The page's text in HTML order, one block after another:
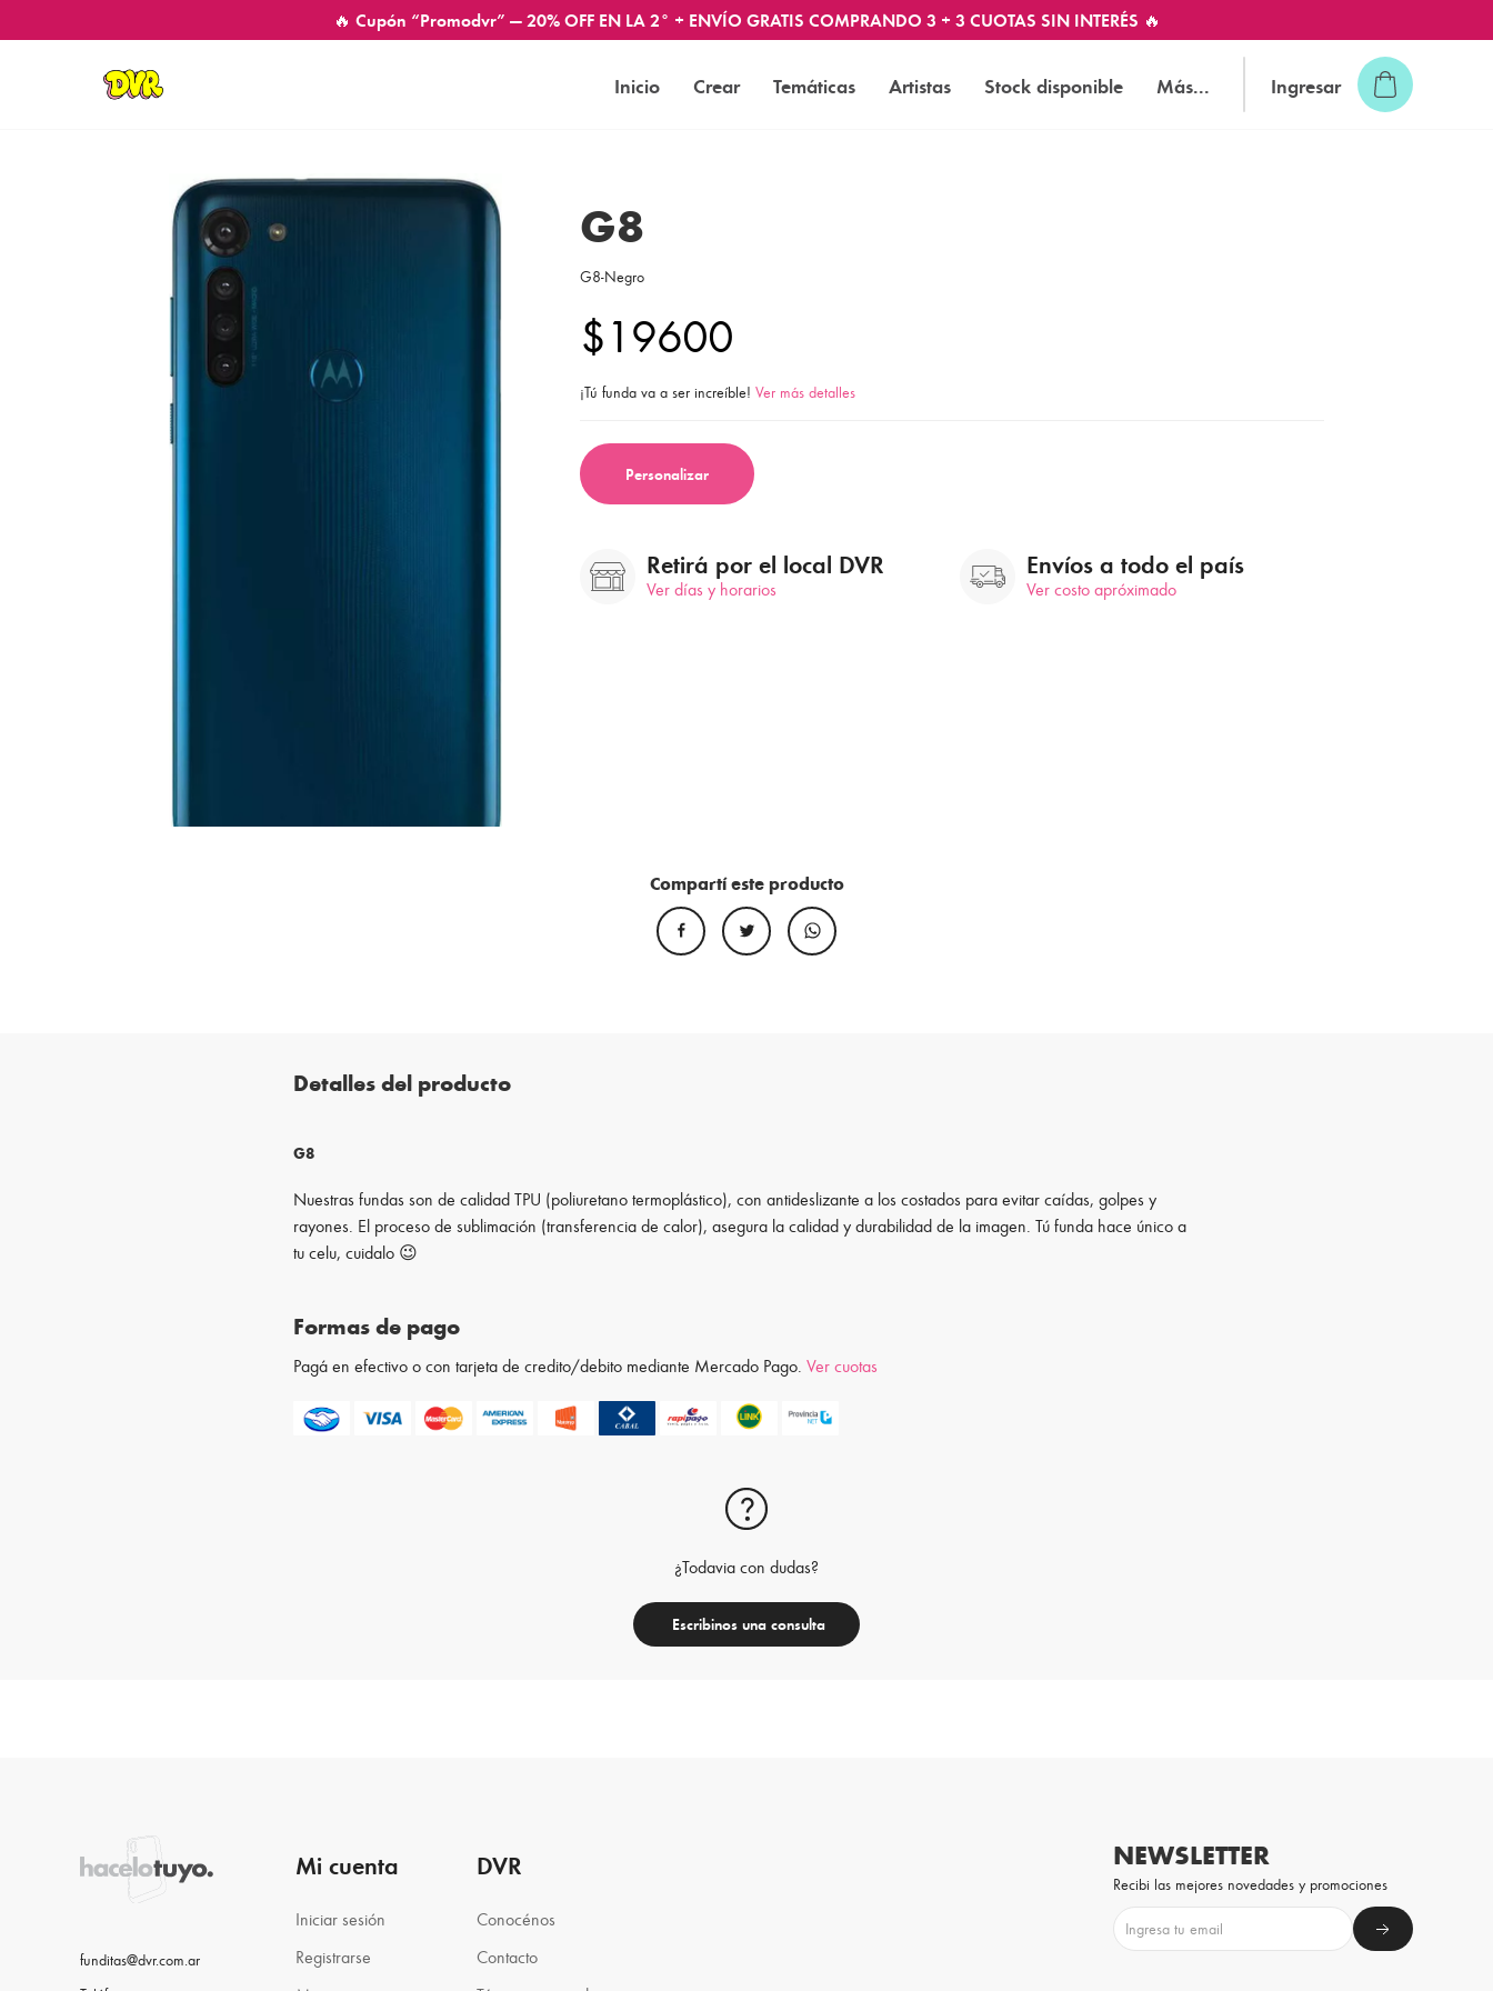
🔥 Cupón “Promodvr” — 20% OFF EN LA 2° + ENVÍO GRATIS COMPRANDO 3 + 3 CUOTAS SIN INTERÉS 🔥
Inicio Crear Temáticas Artistas Stock disponible Más... Ingresar
G8
G8-Negro
$19600
¡Tú funda va a ser increíble! Ver más detalles
Personalizar
Retirá por el local DVR
Ver días y horarios
Envíos a todo el país
Ver costo apróximado
Compartí este producto
Detalles del producto
G8
Nuestras fundas son de calidad TPU (poliuretano termoplástico), con antideslizante a los costados para evitar caídas, golpes y
rayones. El proceso de sublimación (transferencia de calor), asegura la calidad y durabilidad de la imagen. Tú funda hace único a
tu celu, cuidalo 😉
Formas de pago
Pagá en efectivo o con tarjeta de credito/debito mediante Mercado Pago.Ver cuotas
¿Todavia con dudas?
Escribinos una consulta
funditas@dvr.com.ar
Mi cuenta
Iniciar sesión
Registrarse
DVR
Conocénos
Contacto
NEWSLETTER
Recibi las mejores novedades y promociones